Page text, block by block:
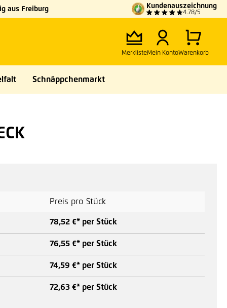
aus Freiburg Kundenauszeichnung
4.78/5
MerklisteMein KontoWarenkorb
Schnäppchenmarkt
Preis pro Stück
78,52 €* per Stück
76,55 €* per Stück
74,59 €* per Stück
72,63 €* per Stück